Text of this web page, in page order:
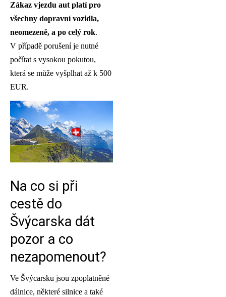
Zákaz vjezdu aut platí pro
všechny dopravní vozidla,
neomezeně, a po celý rok.
V případě porušení je nutné
počítat s vysokou pokutou,
která se může vyšplhat až k 500
EUR.
Na co si při
cestě do
Švýcarska dát
pozor a co
nezapomenout?
Ve Švýcarsku jsou zpoplatněné
dálnice, některé silnice a také